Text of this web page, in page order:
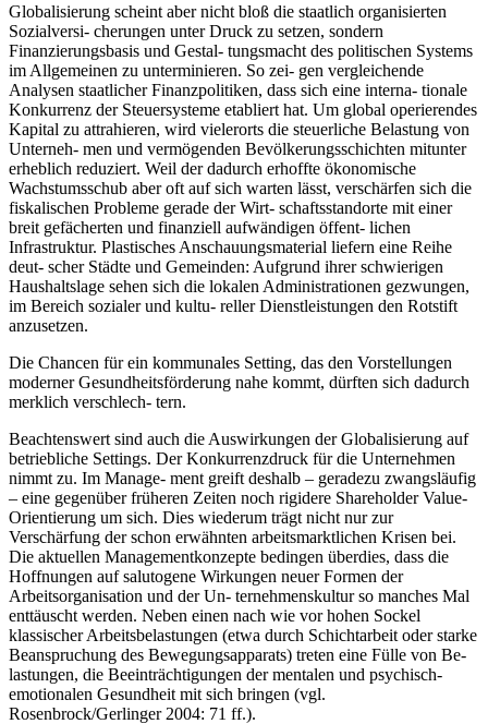
Globalisierung scheint aber nicht bloß die staatlich organisierten
Sozialversi- cherungen unter Druck zu setzen, sondern
Finanzierungsbasis und Gestal- tungsmacht des politischen Systems
im Allgemeinen zu unterminieren. So zei- gen vergleichende
Analysen staatlicher Finanzpolitiken, dass sich eine interna- tionale
Konkurrenz der Steuersysteme etabliert hat. Um global operierendes
Kapital zu attrahieren, wird vielerorts die steuerliche Belastung von
Unterneh- men und vermögenden Bevölkerungsschichten mitunter
erheblich reduziert. Weil der dadurch erhoffte ökonomische
Wachstumsschub aber oft auf sich warten lässt, verschärfen sich die
fiskalischen Probleme gerade der Wirt- schaftsstandorte mit einer
breit gefächerten und finanziell aufwändigen öffent- lichen
Infrastruktur. Plastisches Anschauungsmaterial liefern eine Reihe
deut- scher Städte und Gemeinden: Aufgrund ihrer schwierigen
Haushaltslage sehen sich die lokalen Administrationen gezwungen,
im Bereich sozialer und kultu- reller Dienstleistungen den Rotstift
anzusetzen.
Die Chancen für ein kommunales Setting, das den Vorstellungen
moderner Gesundheitsförderung nahe kommt, dürften sich dadurch
merklich verschlech- tern.
Beachtenswert sind auch die Auswirkungen der Globalisierung auf
betriebliche Settings. Der Konkurrenzdruck für die Unternehmen
nimmt zu. Im Manage- ment greift deshalb – geradezu zwangsläufig
– eine gegenüber früheren Zeiten noch rigidere Shareholder Value-
Orientierung um sich. Dies wiederum trägt nicht nur zur
Verschärfung der schon erwähnten arbeitsmarktlichen Krisen bei.
Die aktuellen Managementkonzepte bedingen überdies, dass die
Hoffnungen auf salutogene Wirkungen neuer Formen der
Arbeitsorganisation und der Un- ternehmenskultur so manches Mal
enttäuscht werden. Neben einen nach wie vor hohen Sockel
klassischer Arbeitsbelastungen (etwa durch Schichtarbeit oder starke
Beanspruchung des Bewegungsapparats) treten eine Fülle von Be-
lastungen, die Beeinträchtigungen der mentalen und psychisch-
emotionalen Gesundheit mit sich bringen (vgl.
Rosenbrock/Gerlinger 2004: 71 ff.).